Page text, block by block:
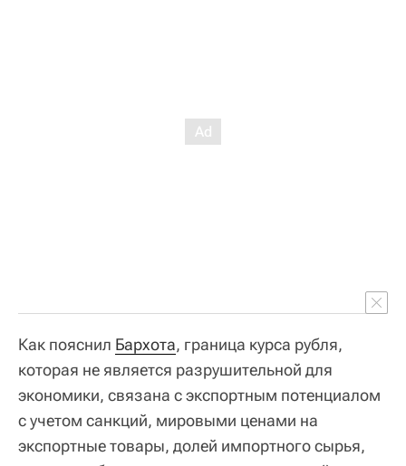
Как пояснил Бархота, граница курса рубля,
которая не является разрушительной для
экономики, связана с экспортным потенциалом
с учетом санкций, мировыми ценами на
экспортные товары, долей импортного сырья,